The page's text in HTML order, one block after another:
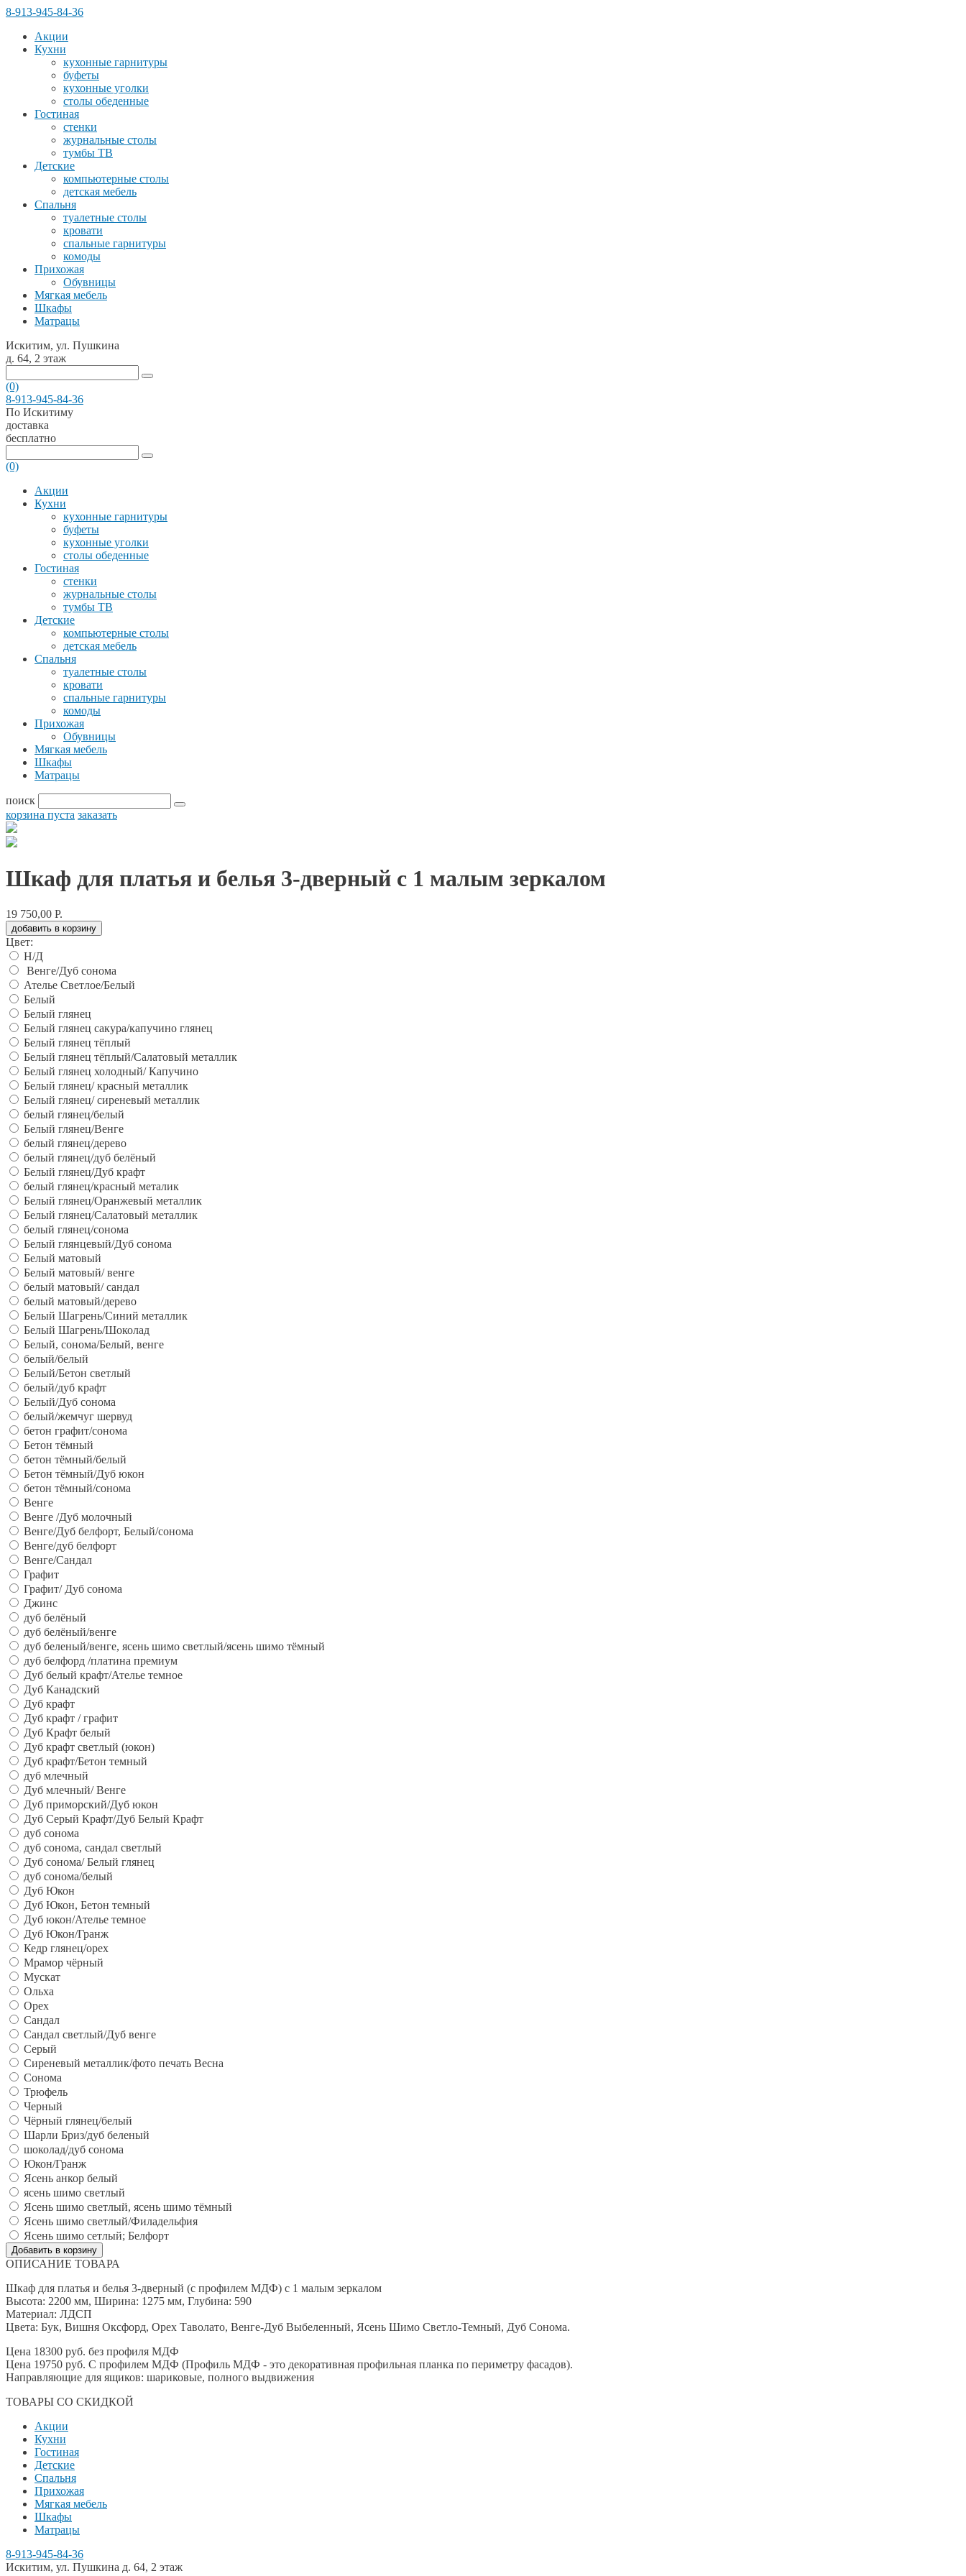
8-913-945-84-36
Акции
Кухни
кухонные гарнитуры
буфеты
кухонные уголки
столы обеденные
Гостиная
стенки
журнальные столы
тумбы ТВ
Детские
компьютерные столы
детская мебель
Спальня
туалетные столы
кровати
спальные гарнитуры
комоды
Прихожая
Обувницы
Мягкая мебель
Шкафы
Матрацы
Искитим, ул. Пушкина
д. 64, 2 этаж
(0)
8-913-945-84-36
По Искитиму
доставка
бесплатно
(0)
Акции
Кухни
кухонные гарнитуры
буфеты
кухонные уголки
столы обеденные
Гостиная
стенки
журнальные столы
тумбы ТВ
Детские
компьютерные столы
детская мебель
Спальня
туалетные столы
кровати
спальные гарнитуры
комоды
Прихожая
Обувницы
Мягкая мебель
Шкафы
Матрацы
поиск
корзина пуста заказать
Шкаф для платья и белья 3-дверный с 1 малым зеркалом
19 750,00 Р.
добавить в корзину
Цвет:
Н/Д
Венге/Дуб сонома
Ателье Светлое/Белый
Белый
Белый глянец
Белый глянец сакура/капучино глянец
Белый глянец тёплый
Белый глянец тёплый/Салатовый металлик
Белый глянец холодный/ Капучино
Белый глянец/ красный металлик
Белый глянец/ сиреневый металлик
белый глянец/белый
Белый глянец/Венге
белый глянец/дерево
белый глянец/дуб белёный
Белый глянец/Дуб крафт
белый глянец/красный металик
Белый глянец/Оранжевый металлик
Белый глянец/Салатовый металлик
белый глянец/сонома
Белый глянцевый/Дуб сонома
Белый матовый
Белый матовый/ венге
белый матовый/ сандал
белый матовый/дерево
Белый Шагрень/Синий металлик
Белый Шагрень/Шоколад
Белый, сонома/Белый, венге
белый/белый
Белый/Бетон светлый
белый/дуб крафт
Белый/Дуб сонома
белый/жемчуг шервуд
бетон графит/сонома
Бетон тёмный
бетон тёмный/белый
Бетон тёмный/Дуб юкон
бетон тёмный/сонома
Венге
Венге /Дуб молочный
Венге/Дуб белфорт, Белый/сонома
Венге/дуб белфорт
Венге/Сандал
Графит
Графит/ Дуб сонома
Джинс
дуб белёный
дуб белёный/венге
дуб беленый/венге, ясень шимо светлый/ясень шимо тёмный
дуб белфорд /платина премиум
Дуб белый крафт/Ателье темное
Дуб Канадский
Дуб крафт
Дуб крафт / графит
Дуб Крафт белый
Дуб крафт светлый (юкон)
Дуб крафт/Бетон темный
дуб млечный
Дуб млечный/ Венге
Дуб приморский/Дуб юкон
Дуб Серый Крафт/Дуб Белый Крафт
дуб сонома
дуб сонома, сандал светлый
Дуб сонома/ Белый глянец
дуб сонома/белый
Дуб Юкон
Дуб Юкон, Бетон темный
Дуб юкон/Ателье темное
Дуб Юкон/Гранж
Кедр глянец/орех
Мрамор чёрный
Мускат
Ольха
Орех
Сандал
Сандал светлый/Дуб венге
Серый
Сиреневый металлик/фото печать Весна
Сонома
Трюфель
Черный
Чёрный глянец/белый
Шарли Бриз/дуб беленый
шоколад/дуб сонома
Юкон/Гранж
Ясень анкор белый
ясень шимо светлый
Ясень шимо светлый, ясень шимо тёмный
Ясень шимо светлый/Филадельфия
Ясень шимо сетлый; Белфорт
ОПИСАНИЕ ТОВАРА
Шкаф для платья и белья 3-дверный (с профилем МДФ) с 1 малым зеркалом
Высота: 2200 мм, Ширина: 1275 мм, Глубина: 590
Материал: ЛДСП
Цвета: Бук, Вишня Оксфорд, Орех Таволато, Венге-Дуб Выбеленный, Ясень Шимо Светло-Темный, Дуб Сонома.
Цена 18300 руб. без профиля МДФ
Цена 19750 руб. С профилем МДФ (Профиль МДФ - это декоративная профильная планка по периметру фасадов).
Направляющие для ящиков: шариковые, полного выдвижения
ТОВАРЫ СО СКИДКОЙ
Акции
Кухни
Гостиная
Детские
Спальня
Прихожая
Мягкая мебель
Шкафы
Матрацы
8-913-945-84-36
Искитим, ул. Пушкина д. 64, 2 этаж